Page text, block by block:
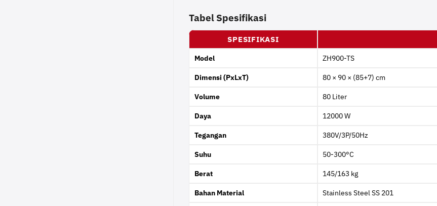
Tabel Spesifikasi
SPESIFIKASI
Model ZH900-TS
Dimensi (PxLxT) 80 × 90 × (85+7) cm
Volume 80 Liter
Daya 12000 W
Tegangan 380V/3P/50Hz
Suhu 50-300°C
Berat 145/163 kg
Bahan Material Stainless Steel SS 201